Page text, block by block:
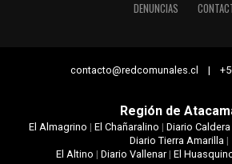
DENUNCIAS
contacto@redcomunales.cl |
Región de
El Almagrino | El Chañaralino | Diario Caldera
Diario Tierra Amarilla|
El Altino | Diario Vallenar| El